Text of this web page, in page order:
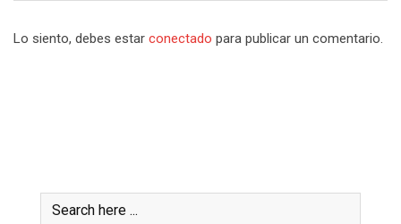
Lo siento, debes estar conectado para publicar un comentario.